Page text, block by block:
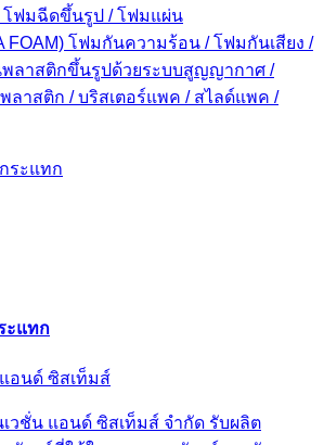
โฟมฉีดขึ้นรูป / โฟมแผ่น
FOAM) โฟมกันความร้อน / โฟมกันเสียง /
ลาสติกขึ้นรูปด้วยระบบสูญญากาศ /
ลาสติก / บริสเตอร์แพค / สไลด์แพค /
ระแทก
ะแทก
อนด์ ซิสเท็มส์
วชั่น แอนด์ ซิสเท็มส์ จำกัด รับผลิต